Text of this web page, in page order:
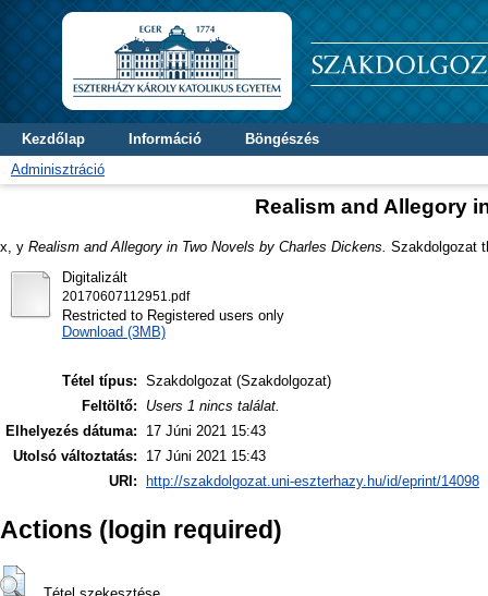
Kezdőlap Információ
Böngészés
Adminisztráció
Realism and Allegory
x, y Realism and Allegory in Two Novels by Charles Dickens. Szakdolgozat
Digitalizált
20170607112951.pdf
Restricted to Registered users only
Download (3MB)
Tétel típus: Szakdolgozat (Szakdolgozat)
Feltöltő:
Users 1 nincs találat.
Elhelyezés dátuma:
17 Júni 2021 15:43
Utolsó változtatás:
17 Júni 2021 15:43
URI:
http://szakdolgozat.uni-eszterhazy.hu/id/eprint/14098
Actions (login required)